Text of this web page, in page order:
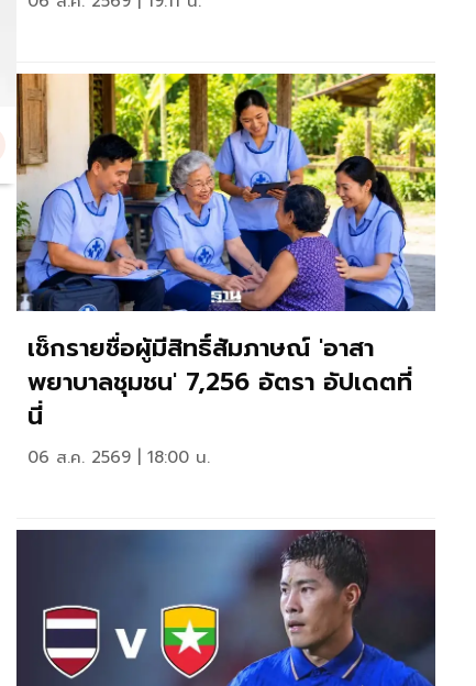
เช็กรายชื่อผู้มีสิทธิ์สัมภาษณ์ 'อาสา
พยาบาลชุมชน' 7,256 อัตรา อัปเดตที่
นี่
06 ส.ค. 2569 | 18:00 น.